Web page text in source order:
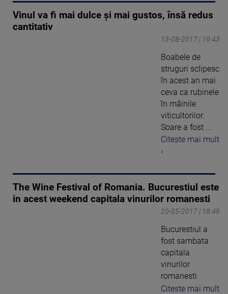
Vinul va fi mai dulce și mai gustos, însă redus
cantitativ
13-08-2017 | 19:43
Boabele de
struguri sclipesc
în acest an mai
ceva ca rubinele
în mâinile
viticultorilor.
Soare a fost ...
Citeste mai mult
›
The Wine Festival of Romania. Bucurestiul este
in acest weekend capitala vinurilor romanesti
20-05-2017 | 18:49
Bucurestiul a
fost sambata
capitala
vinurilor
romanesti.
Citeste mai mult